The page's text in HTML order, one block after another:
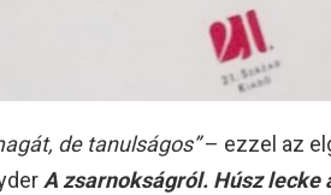
de tanulságos”– ezzel az
A zsarnokságról. Húsz lecke